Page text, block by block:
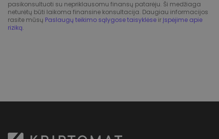
pasikonsultuoti su nepriklausomu finansų patarėju. Ši medžiaga
neturėtų būti laikoma finansine konsultacija. Daugiau informacijos
rasite mūsų Paslaugų teikimo sąlygose taisyklėse ir Įspėjime apie
riziką.